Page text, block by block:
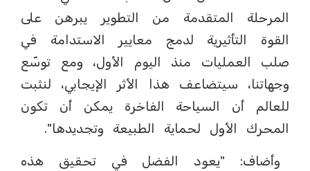
المرحلة المتقدمة من التطوير يبرهن على
القوة التأثيرية لدمج معايير الاستدامة في
صلب العمليات منذ اليوم الأول، ومع توسّع
وجهاتنا، سيتضاعف هذا الأثر الإيجابي، لنثبت
للعالم أن السياحة الفاخرة يمكن أن تكون
المحرك الأول لحماية الطبيعة وتجديدها".
وأضاف: "يعود الفضل في تحقيق هذه